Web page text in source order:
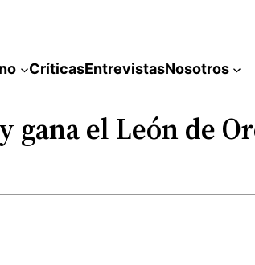
CríticasEntrevistasNosotros
gana el León de